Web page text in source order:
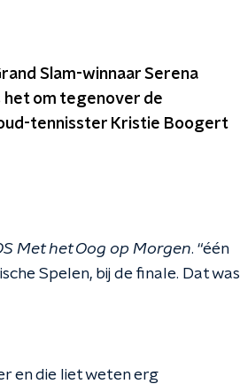
Slam-winnaar Serena
het om tegenover de
tennisster Kristie Boogert
Met het Oog op Morgen. “één
Spelen, bij de finale. Dat was
en die liet weten erg